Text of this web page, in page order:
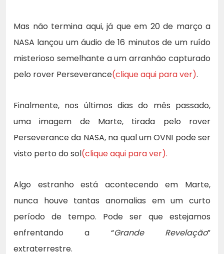
Mas não termina aqui, já que em 20 de março a
NASA lançou um áudio de 16 minutos de um ruído
misterioso semelhante a um arranhão capturado
pelo rover Perseverance(clique aqui para ver).
Finalmente, nos últimos dias do mês passado,
uma imagem de Marte, tirada pelo rover
Perseverance da NASA, na qual um OVNI pode ser
visto perto do sol(clique aqui para ver).
Algo estranho está acontecendo em Marte,
nunca houve tantas anomalias em um curto
período de tempo. Pode ser que estejamos
enfrentando a “Grande Revelação”
extraterrestre.